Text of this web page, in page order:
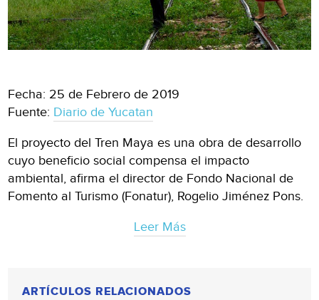
Fecha: 25 de Febrero de 2019
Fuente: Diario de Yucatan
El proyecto del Tren Maya es una obra de desarrollo
cuyo beneficio social compensa el impacto
ambiental, afirma el director de Fondo Nacional de
Fomento al Turismo (Fonatur), Rogelio Jiménez Pons.
Leer Más
ARTÍCULOS RELACIONADOS